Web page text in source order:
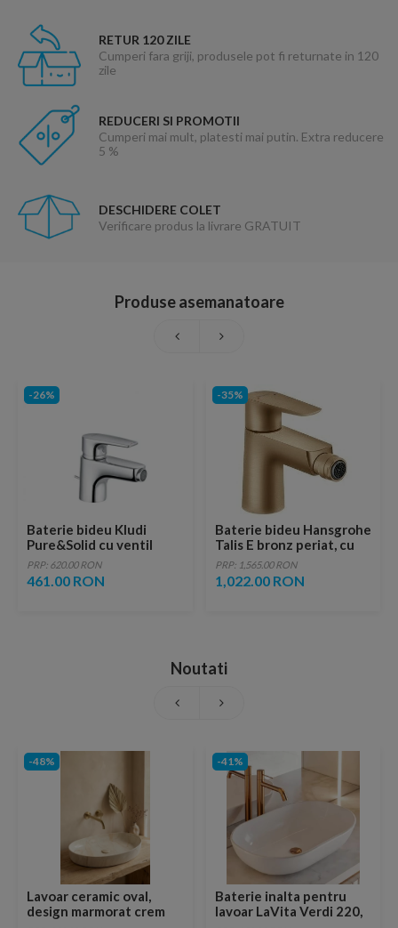
RETUR 120 ZILE
Cumperi fara griji, produsele pot fi returnate in 120
zile
REDUCERI SI PROMOTII
Cumperi mai mult, platesti mai putin. Extra reducere
5 %
DESCHIDERE COLET
Verificare produs la livrare GRATUIT
Produse asemanatoare
-26%
Baterie bideu Kludi
Pure&Solid cu ventil
metalic pop-up
PRP: 620.00 RON
461.00 RON
-35%
Baterie bideu Hansgrohe
Talis E bronz periat, cu
ventil pop-up
PRP: 1,565.00 RON
1,022.00 RON
Noutati
-48%
Lavoar ceramic oval,
design marmorat crem
-41%
Baterie inalta pentru
lavoar LaVita Verdi 220,